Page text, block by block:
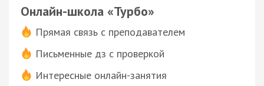
Онлайн-школа «Турбо»
Прямая связь с преподавателем
Письменные дз с проверкой
Интересные онлайн-занятия